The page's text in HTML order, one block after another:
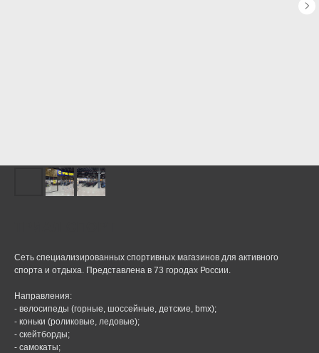
Сеть специализированных спортивных магазинов для активного
спорта и отдыха. Представлена в 73 городах России.
Направления:
- велосипеды (горные, шоссейные, детские, bmx);
- коньки (роликовые, ледовые);
- скейтборды;
- самокаты;